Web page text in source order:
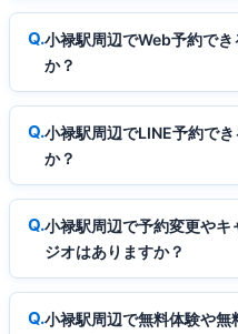
小禄駅周辺でWeb予約で
か？
小禄駅周辺でLINE予約で
か？
小禄駅周辺で予約変更やキ
ジオはありますか？
小禄駅周辺で無料体験や